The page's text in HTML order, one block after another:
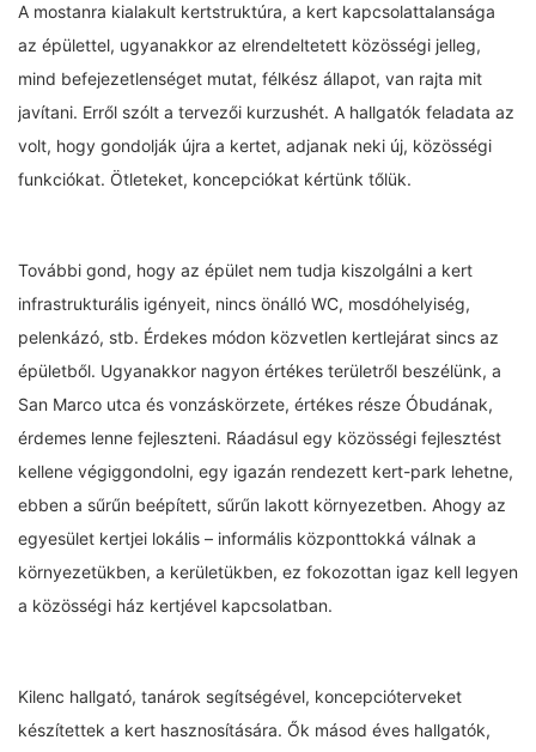
A mostanra kialakult kertstruktúra, a kert kapcsolattalansága
az épülettel, ugyanakkor az elrendeltetett közösségi jelleg,
mind befejezetlenséget mutat, félkész állapot, van rajta mit
javítani. Erről szólt a tervezői kurzushét. A hallgatók feladata az
volt, hogy gondolják újra a kertet, adjanak neki új, közösségi
funkciókat. Ötleteket, koncepciókat kértünk tőlük.
További gond, hogy az épület nem tudja kiszolgálni a kert
infrastrukturális igényeit, nincs önálló WC, mosdóhelyiség,
pelenkázó, stb. Érdekes módon közvetlen kertlejárat sincs az
épületből. Ugyanakkor nagyon értékes területről beszélünk, a
San Marco utca és vonzáskörzete, értékes része Óbudának,
érdemes lenne fejleszteni. Ráadásul egy közösségi fejlesztést
kellene végiggondolni, egy igazán rendezett kert-park lehetne,
ebben a sűrűn beépített, sűrűn lakott környezetben. Ahogy az
egyesület kertjei lokális – informális központtokká válnak a
környezetükben, a kerületükben, ez fokozottan igaz kell legyen
a közösségi ház kertjével kapcsolatban.
Kilenc hallgató, tanárok segítségével, koncepcióterveket
készítettek a kert hasznosítására. Ők másod éves hallgatók,